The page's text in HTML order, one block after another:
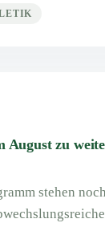
August zu
stehen